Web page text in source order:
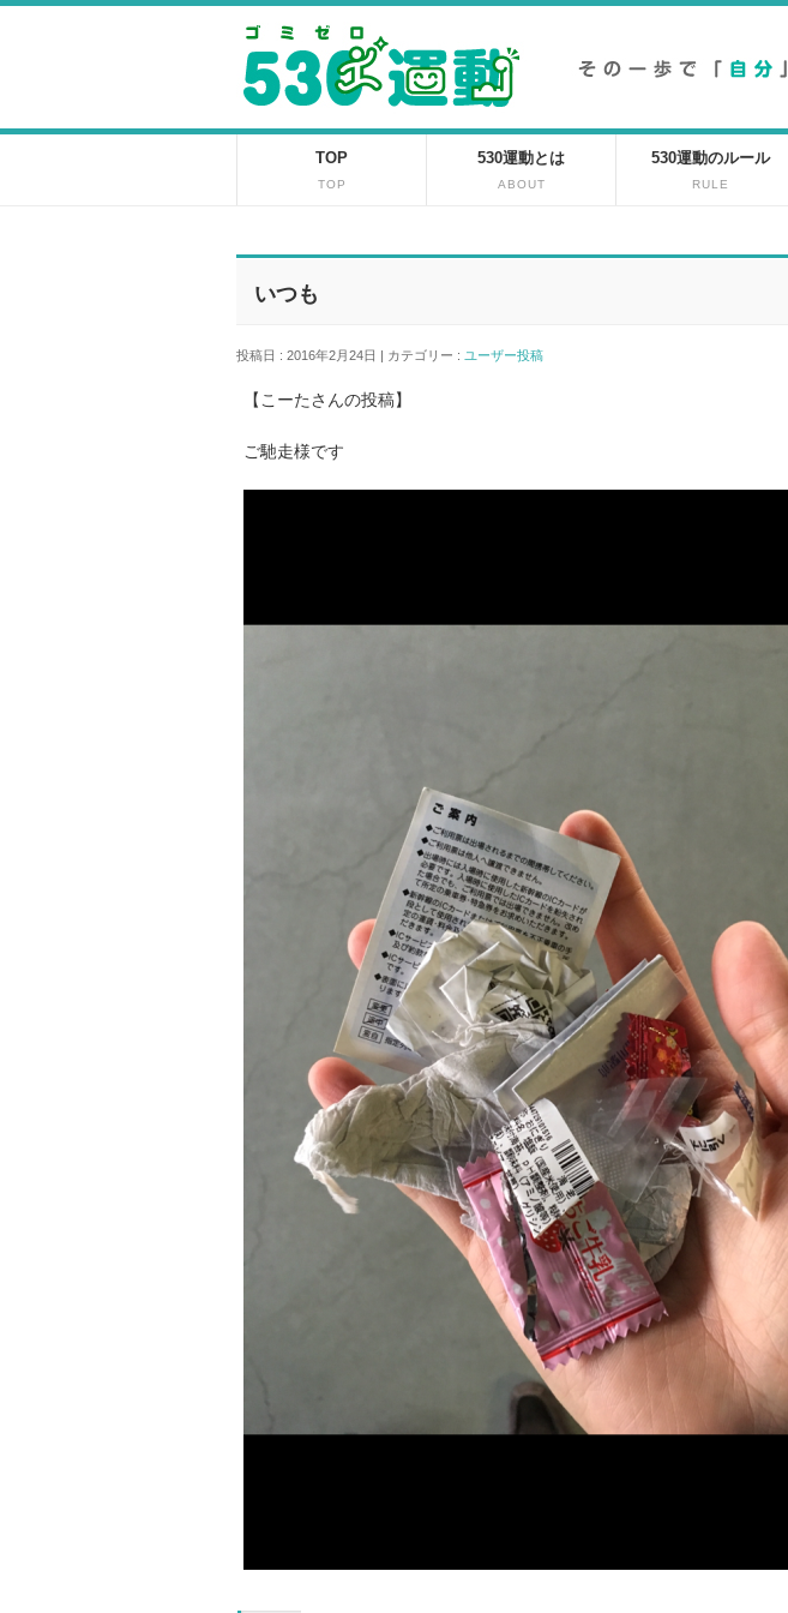
TOP
TOP
530運動とは
ABOUT
530運動のルール
RULE
いつも
投稿日 : 2016年2月24日 | カテゴリー : ユーザー投稿
【こーたさんの投稿】
ご馳走様です